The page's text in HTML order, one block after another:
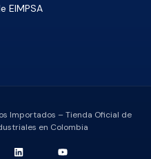
EIMPSA
Importados – Tienda Oficial de
en Colombia